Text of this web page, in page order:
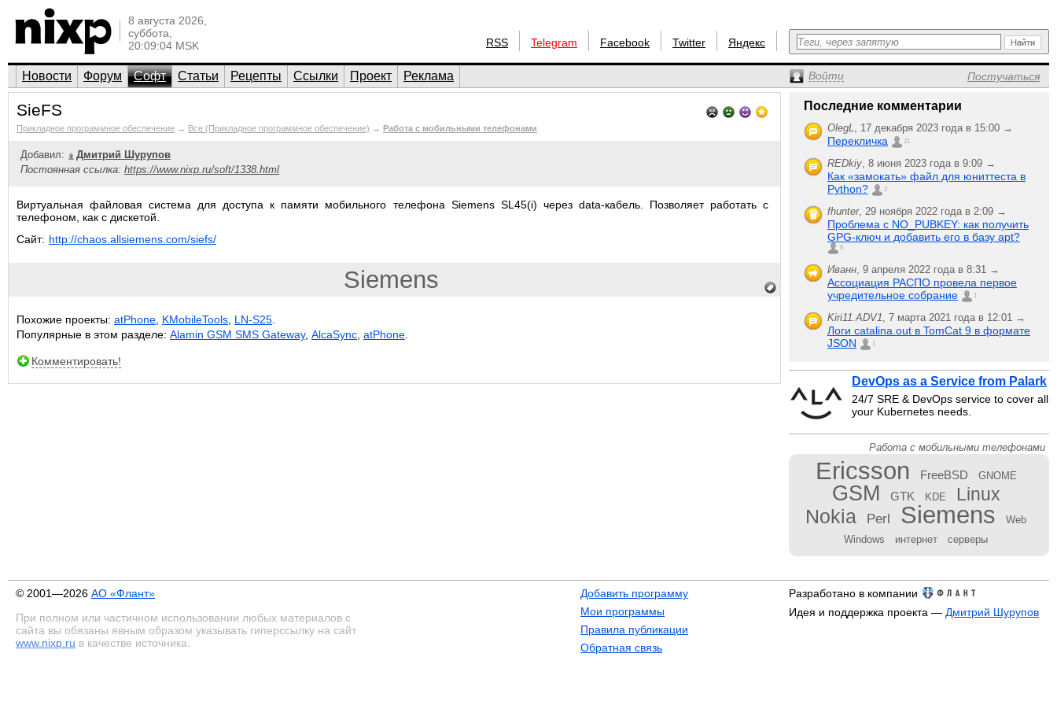
8 августа 2026,
суббота,
20:09:04 MSK
RSS Telegram Facebook Twitter Яндекс
Новости Форум Софт Статьи Рецепты Ссылки Проект Реклама Войти Постучаться
SieFS
Прикладное программное обеспечение → Все (Прикладное программное обеспечение) → Работа с мобильными телефонами
Добавил:
Дмитрий Шурупов
Постоянная ссылка: https://www.nixp.ru/soft/1338.html
Виртуальная файловая система для доступа к памяти мобильного телефона Siemens SL45(i) через data-кабель. Позволяет работать с
телефоном, как с дискетой.
Сайт: http://chaos.allsiemens.com/siefs/
Siemens
Похожие проекты: atPhone KMobileTools LN-S25
Популярные в этом разделе: Alamin GSM SMS Gateway, AlcaSync atPhone
Комментировать!
Последние комментарии
OlegL, 17 декабря 2023 года в 15:00 →
Перекличка 21
REDkiy, 8 июня 2023 года в 9:09 →
Как «замокать» файл для юниттеста в
Python?
2
fhunter, 29 ноября 2022 года в 2:09 →
Проблема с NO_PUBKEY: как получить
GPG-ключ и добавить его в базу apt?
6
Иванн, 9 апреля 2022 года в 8:31 →
Ассоциация РАСПО провела первое
учредительное собрание
1
Kiri11.ADV1, 7 марта 2021 года в 12:01 →
Логи catalina.out в TomCat 9 в формате
JSON
1
DevOps as a Service from Palark
24/7 SRE & DevOps service to cover all
your Kubernetes needs.
Работа с мобильными телефонами
Ericsson FreeBSD GNOME
GSM GTK KDE Linux
Nokia Perl Siemens
Web
Windows
интернет серверы
© 2001—2026 АО «Флант»
При полном или частичном использовании любых материалов с
сайта вы обязаны явным образом указывать гиперссылку на сайт
www.nixp.ru в качестве источника.
Добавить программу
Мои программы
Правила публикации
Обратная связь
Разработано в компании
Идея и поддержка проекта — Дмитрий Шурупов